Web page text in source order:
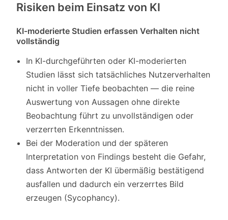
Risiken beim Einsatz von KI
KI-moderierte Studien erfassen Verhalten nicht
vollständig
In KI-durchgeführten oder KI-moderierten
Studien lässt sich tatsächliches Nutzerverhalten
nicht in voller Tiefe beobachten — die reine
Auswertung von Aussagen ohne direkte
Beobachtung führt zu unvollständigen oder
verzerrten Erkenntnissen.
Bei der Moderation und der späteren
Interpretation von Findings besteht die Gefahr,
dass Antworten der KI übermäßig bestätigend
ausfallen und dadurch ein verzerrtes Bild
erzeugen (Sycophancy).